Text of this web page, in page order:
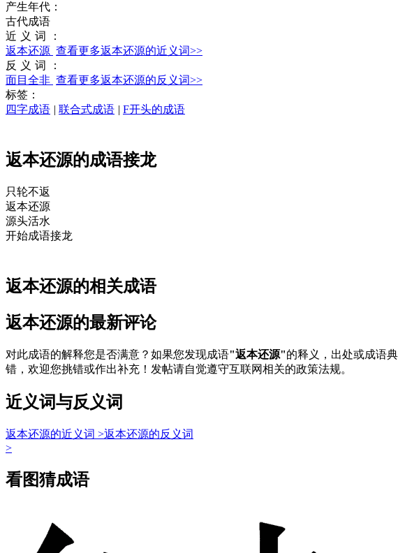
产生年代：
古代成语
近义词：
返本还源 查看更多返本还源的近义词>>
反义词：
面目全非 查看更多返本还源的反义词>>
标签：
四字成语 | 联合式成语 | F开头的成语
返本还源的成语接龙
只轮不返
返本还源
源头活水
开始成语接龙
返本还源的相关成语
返本还源的最新评论
对此成语的解释您是否满意？如果您发现成语"返本还源"的释义，出处或成语
错，欢迎您挑错或作出补充！发帖请自觉遵守互联网相关的政策法规。
近义词与反义词
返本还源的近义词 >返本还源的反义词
>
看图猜成语